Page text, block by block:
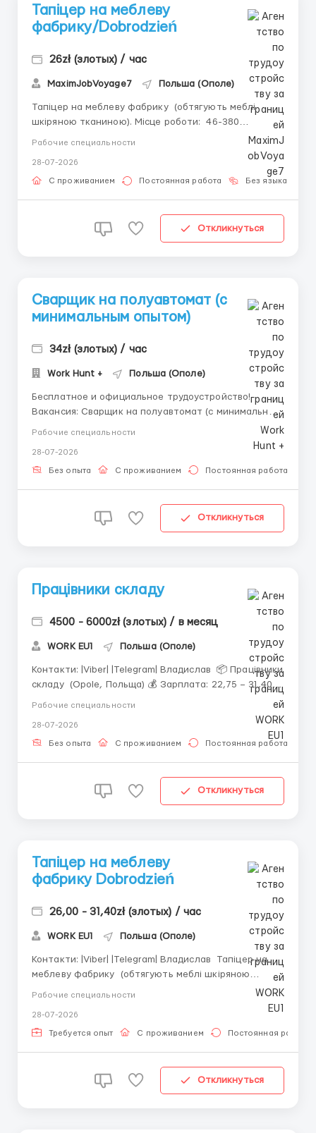
Тапіцер на меблеву
фабрику/Dobrodzień
26zł (злотых) / час
MaximJobVoyage7 Польша (Ополе)
Тапіцер на меблеву фабрику (обтягують меблі
шкіряною тканиною). Місце роботи: 46-380
Dobrodzień (40 км від Ополе, 54 км від Ченстохова)
премії від 300 до 1000 zł netto 💸 + 1 zł netto доплата
за...
Рабочие специальности
28-07-2026
С проживанием Постоянная работа Без языка
Откликнуться
Сварщик на полуавтомат (с
минимальным опытом)
34zł (злотых) / час
Work Hunt + Польша (Ополе)
Бесплатное и официальное трудоустройство!
Вакансия: Сварщик на полуавтомат (с минимальным
опытом). Обязанности: работа на предприятии по
Требования: — биометрический паспорт или
рабочая виза/карта побыту; — мужчины до 50 лет; ...
Рабочие специальности
28-07-2026
Без опыта С проживанием Постоянная работа
Откликнуться
Працівники складу
4500 - 6000zł (злотых) / в месяц
WORK EU1 Польша (Ополе)
Контакти: |Viber| |Telegram| Владислав 📦 Працівники
складу (Opole, Польща) 💰 Зарплата: 22,75 – 31,40
PLN/год (залежно від віку, статусу студента та PIT-2)
Рабочие специальности
28-07-2026
Без опыта С проживанием Постоянная работа
Откликнуться
Тапіцер на меблеву
фабрику Dobrodzień
26,00 - 31,40zł (злотых) / час
WORK EU1 Польша (Ополе)
Контакти: |Viber| |Telegram| Владислав Тапіцер на
меблеву фабрику (обтягують меблі шкіряною
Ченстохова) Ставка: 💸26 zł netto; 💸31.40 zł netto
для студент...
Рабочие специальности
28-07-2026
Требуется опыт С проживанием Постоянная работа
Откликнуться